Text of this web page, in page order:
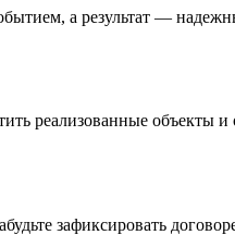
а результат —
реализованные объекты и
зафиксировать